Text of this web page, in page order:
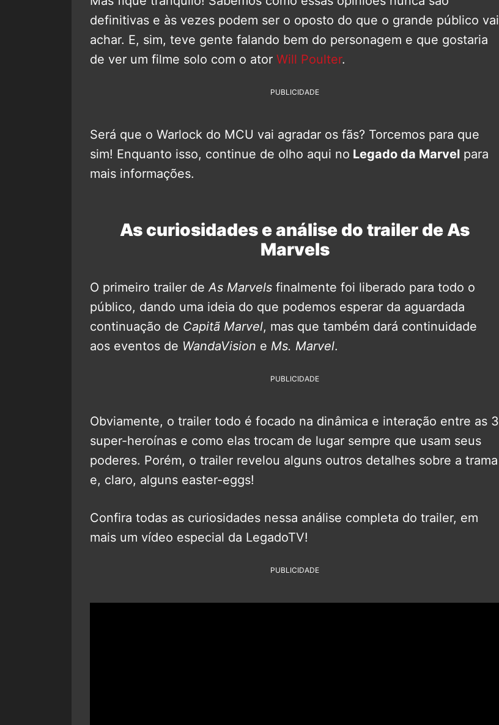
definitivas e às vezes podem ser o oposto do que o grande público vai
achar. E, sim, teve gente falando bem do personagem e que gostaria
de ver um filme solo com o ator Will Poulter.
PUBLICIDADE
Será que o Warlock do MCU vai agradar os fãs? Torcemos para que
sim! Enquanto isso, continue de olho aqui no Legado da Marvel para
mais informações.
As curiosidades e análise do trailer de As
Marvels
O primeiro trailer de As Marvels finalmente foi liberado para todo o
público, dando uma ideia do que podemos esperar da aguardada
continuação de Capitã Marvel, mas que também dará continuidade
aos eventos de WandaVision e Ms. Marvel.
PUBLICIDADE
Obviamente, o trailer todo é focado na dinâmica e interação entre as 3
super-heroínas e como elas trocam de lugar sempre que usam seus
poderes. Porém, o trailer revelou alguns outros detalhes sobre a trama
e, claro, alguns easter-eggs!
Confira todas as curiosidades nessa análise completa do trailer, em
mais um vídeo especial da LegadoTV!
PUBLICIDADE